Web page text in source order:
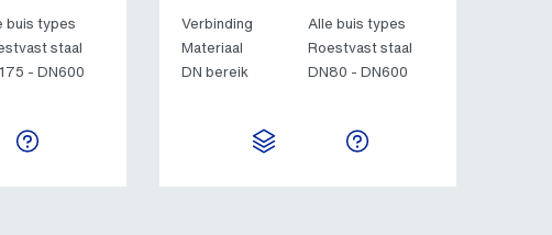
buis types
staal
- DN600
Verbinding
Alle buis types
Materiaal
Roestvast staal
DN bereik
DN80 - DN600